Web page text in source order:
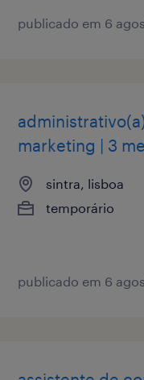
publicado em 6
marketing | 3
sintra, lisboa
temporário
publicado em 6